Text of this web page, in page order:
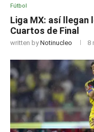
Fútbol
Liga MX: así llegan
Cuartos de Final
written byNotinucleo 8